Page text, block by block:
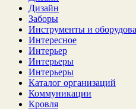
Дизайн
Заборы
Инструменты и
Интересное
Интерьер
Интерьеры
Интерьеры
Каталог организаций
Коммуникации
Кровля